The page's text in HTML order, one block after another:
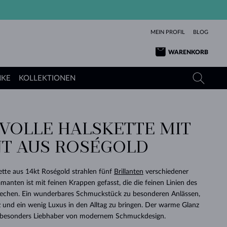
MEIN PROFIL BLOG
WARENKORB
RICHTIGEN
LIEBE
GELBGOLD
ROSÉGOLD
ANGEBOT
TANSANITE
TOPASE
TURMALINE
MOLDAVITE
BABY-OHRRINGE
HOCHZEITSOHRRINGE
SCHÖN
TURMALINE
MOLDAVITE
MINERALKETTEN
PERLEN ANHÄNGER
WEISSGOLD
GELBGOLD
SIMPLEN
DINGE
ARMBÄNDER
PERLEN
SAPHIRE
SMARAGDE
MOLDAVITE
MINERALIEN
HOCHZEITSSCHMUCK
GELBGOLD
KLENOTA
SCHENKEN
KOLLEKTIONEN
KOLLEKTIONEN
HALSKETTE MIT
AUS ROSÉGOLD
aus 14kt Roségold strahlen fünf Brillanten verschiedener
ist mit feinen Krappen gefasst, die die feinen Linien des
Ein wunderbares Schmuckstück zu besonderen Anlässen,
und ein wenig Luxus in den Alltag zu bringen. Der warme Glanz
Liebhaber von modernem Schmuckdesign.